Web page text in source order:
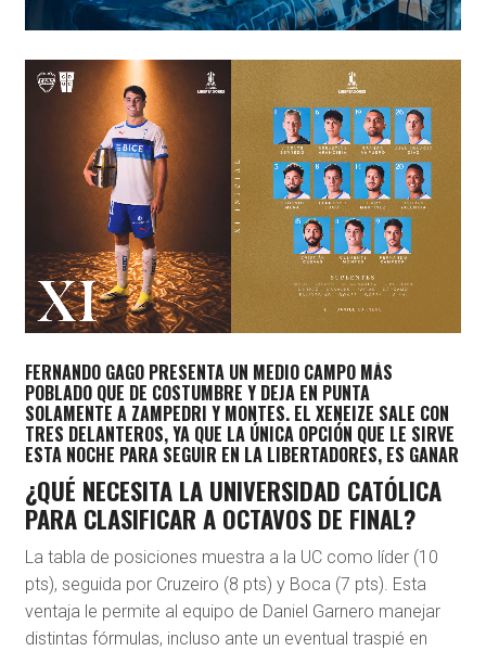
FERNANDO GAGO PRESENTA UN MEDIO CAMPO MÁS
POBLADO QUE DE COSTUMBRE Y DEJA EN PUNTA
SOLAMENTE A ZAMPEDRI Y MONTES. EL XENEIZE SALE CON
TRES DELANTEROS, YA QUE LA ÚNICA OPCIÓN QUE LE SIRVE
ESTA NOCHE PARA SEGUIR EN LA LIBERTADORES, ES GANAR
¿QUÉ NECESITA LA UNIVERSIDAD CATÓLICA
PARA CLASIFICAR A OCTAVOS DE FINAL?
La tabla de posiciones muestra a la UC como líder (10
pts), seguida por Cruzeiro (8 pts) y Boca (7 pts). Esta
ventaja le permite al equipo de Daniel Garnero manejar
distintas fórmulas, incluso ante un eventual traspié en